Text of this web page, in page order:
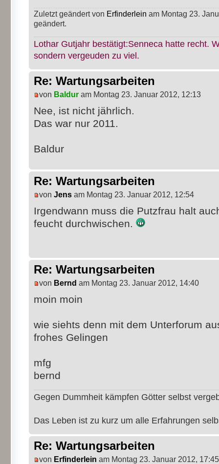
Zuletzt geändert von Erfinderlein am Montag 23.
geändert.
Lothar Gutjahr bestätigt:Senneca hatte recht.
sondern vergeuden zu viel.
Re: Wartungsarbeiten
von Baldur am Montag 23. Januar 2012, 12:13
Nee, ist nicht jährlich.
Das war nur 2011.
Baldur
Re: Wartungsarbeiten
von Jens am Montag 23. Januar 2012, 12:54
Irgendwann muss die Putzfrau halt
feucht durchwischen.
Re: Wartungsarbeiten
von Bernd am Montag 23. Januar 2012, 14:40
moin moin
wie siehts denn mit dem Unterforum
frohes Gelingen
mfg
bernd
Gegen Dummheit kämpfen Götter selbst
Das Leben ist zu kurz um alle Erfahrungen
Re: Wartungsarbeiten
von Erfinderlein am Montag 23. Januar 2012, 17:45